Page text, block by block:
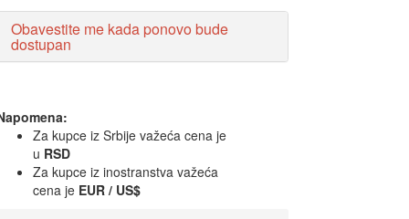
Obavestite me kada ponovo bude
dostupan
Za kupce iz Srbije važeća cena je
u RSD
Za kupce iz inostranstva važeća
cena je EUR / US$